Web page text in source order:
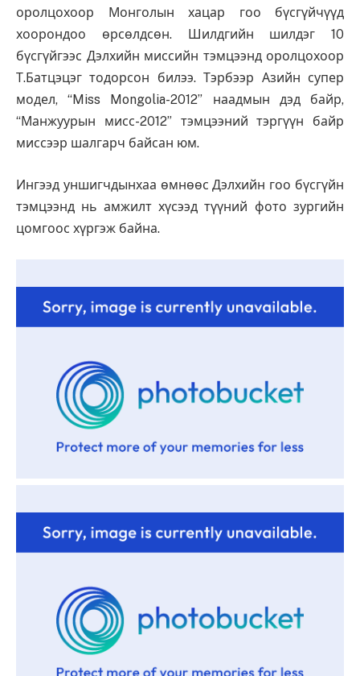
оролцохоор Монголын хацар гоо бүсгүйчүүд
хоорондоо өрсөлдсөн. Шилдгийн шилдэг 10
бүсгүйгээс Дэлхийн миссийн тэмцээнд оролцохоор
Т.Батцэцэг тодорсон билээ. Тэрбээр Азийн супер
модел, “Miss Mongolia-2012” наадмын дэд байр,
“Манжуурын мисс-2012” тэмцээний тэргүүн байр
миссээр шалгарч байсан юм.
Ингээд уншигчдынхаа өмнөөс Дэлхийн гоо бүсгүйн
тэмцээнд нь амжилт хүсээд түүний фото зургийн
цомгоос хүргэж байна.